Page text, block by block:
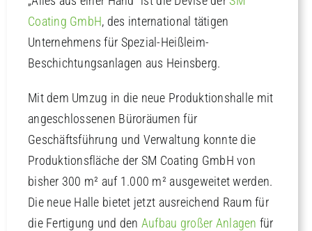
Wissenswertes
Coating GmbH, des international tätigen
Unternehmens für Spezial-Heißleim-
Beschichtungsanlagen aus Heinsberg.
Mit dem Umzug in die neue Produktionshalle mit
angeschlossenen Büroräumen für
Geschäftsführung und Verwaltung konnte die
Produktionsfläche der SM Coating GmbH von
bisher 300 m² auf 1.000 m² ausgeweitet werden.
Die neue Halle bietet jetzt ausreichend Raum für
die Fertigung und den Aufbau großer Anlagen für